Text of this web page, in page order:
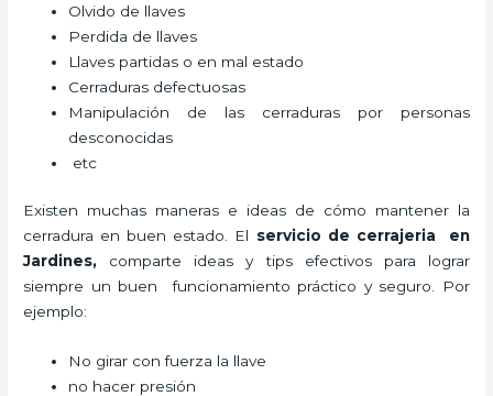
Olvido de llaves
Perdida de llaves
Llaves partidas o en mal estado
Cerraduras defectuosas
Manipulación de las cerraduras por personas
desconocidas
etc
Existen muchas maneras e ideas de cómo mantener la
cerradura en buen estado. El servicio de cerrajeria en
Jardines, comparte ideas y tips efectivos para lograr
siempre un buen funcionamiento práctico y seguro. Por
ejemplo:
No girar con fuerza la llave
no hacer presión